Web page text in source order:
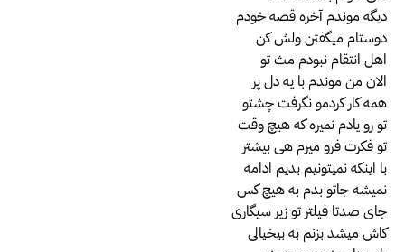
دیگه موندم آخره قصه خودم
دوستام میگفتن ولش کن
اهل انتقام نبودم مث تو
الان من موندم با یه دل پر
همه کار کردمو نگرفت چشتو
تو رو یادم نمیره که هیچ وقت
تو فکرت فرو میرم هی بیشتر
با اینکه نمیتونیم بدیم ادامه
نمیشه جاتو بدم به هیچ کس
جای صدتا فیلتر تو زیر سیگاری
کاش میشد بزنم به بیخیالی